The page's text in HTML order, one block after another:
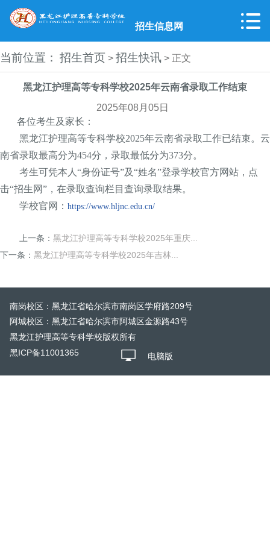
招生信息网
当前位置： 招生首页 > 招生快讯 > 正文
黑龙江护理高等专科学校2025年云南省录取工作结束
2025年08月05日
各位考生及家长：
黑龙江护理高等专科学校2025年云南省录取工作已结束。云
南省录取最高分为454分，录取最低分为373分。
考生可凭本人“身份证号”及“姓名”登录学校官方网站，点
击“招生网”，在录取查询栏目查询录取结果。
学校官网： https://www.hljnc.edu.cn/
上一条： 黑龙江护理高等专科学校2025年重庆...
下一条： 黑龙江护理高等专科学校2025年吉林...
南岗校区：黑龙江省哈尔滨市南岗区学府路209号
阿城校区：黑龙江省哈尔滨市阿城区金源路43号
黑龙江护理高等专科学校版权所有
黑ICP备11001365
电脑版